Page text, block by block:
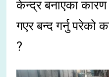
केन्द्र बनाएका कारण
गएर बन्द गर्नु परेको
?